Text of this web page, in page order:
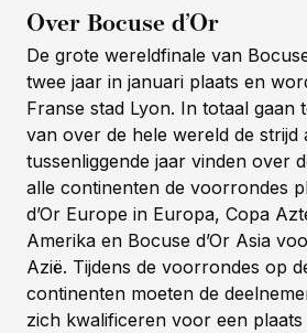
Over Bocuse d’Or
De grote wereldfinale van
twee jaar in januari plaats en
Franse stad Lyon. In totaal gaan
van over de hele wereld de strijd
tussenliggende jaar vinden over
alle continenten de voorrondes
d’Or Europe in Europa, Copa
Amerika en Bocuse d’Or Asia
Azië. Tijdens de voorrondes op
continenten moeten de
zich kwalificeren voor een